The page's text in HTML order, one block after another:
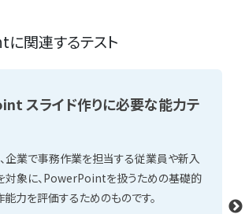
関連するテスト
スライド作りに必要な能力テ
企業で事務作業を担当する従業員や新入
対象に、PowerPointを扱うための基礎的
力を評価するためのものです。